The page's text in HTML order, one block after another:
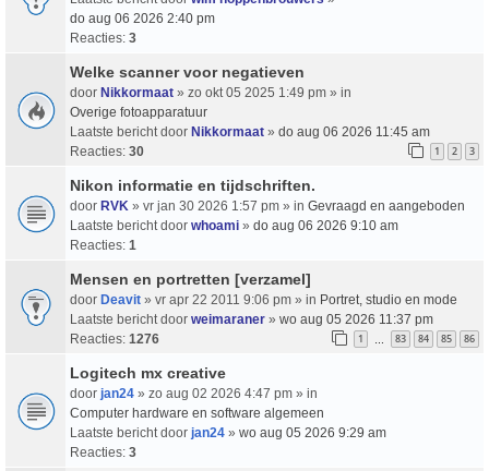
do aug 06 2026 2:40 pm
Reacties: 3
Welke scanner voor negatieven
door Nikkormaat » zo okt 05 2025 1:49 pm » in
Overige fotoapparatuur
Laatste bericht door Nikkormaat » do aug 06 2026 11:45 am
Reacties: 30 1 2 3
Nikon informatie en tijdschriften.
door RVK » vr jan 30 2026 1:57 pm » in Gevraagd en aangeboden
Laatste bericht door whoami » do aug 06 2026 9:10 am
Reacties: 1
Mensen en portretten [verzamel]
door Deavit » vr apr 22 2011 9:06 pm » in Portret, studio en mode
Laatste bericht door weimaraner » wo aug 05 2026 11:37 pm
Reacties: 1276 1 … 83 84 85 86
Logitech mx creative
door jan24 » zo aug 02 2026 4:47 pm » in
Computer hardware en software algemeen
Laatste bericht door jan24 » wo aug 05 2026 9:29 am
Reacties: 3